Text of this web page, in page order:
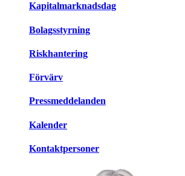
Kapitalmarknadsdag
Bolagsstyrning
Riskhantering
Förvärv
Pressmeddelanden
Kalender
Kontaktpersoner